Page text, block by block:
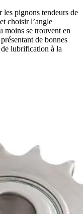
pignons tendeurs de
choisir l’angle
moins se trouvent en
de bonnes
de lubrification à la